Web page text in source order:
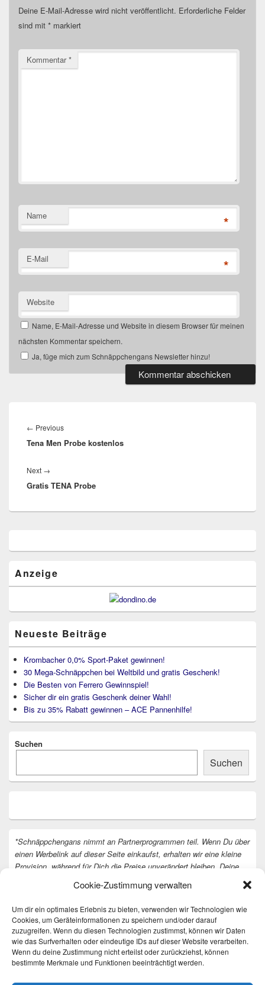
Cookie-Zustimmung verwalten
Um dir ein optimales Erlebnis zu bieten, verwenden wir Technologien wie
Cookies, um Geräteinformationen zu speichern und/oder darauf
zuzugreifen. Wenn du diesen Technologien zustimmst, können wir Daten
wie das Surfverhalten oder eindeutige IDs auf dieser Website verarbeiten.
Wenn du deine Zustimmung nicht erteilst oder zurückziehst, können
bestimmte Merkmale und Funktionen beeinträchtigt werden.
Deine E-Mail-Adresse wird nicht veröffentlicht. Erforderliche Felder
sind mit * markiert
Kommentar*
Name *
E-Mail *
Website
Name, E-Mail-Adresse und Website in diesem Browser für meinen
nächsten Kommentar speichern.
Ja, füge mich zum Schnäppchengans Newsletter hinzu!
← PreviousPrevious
post:
Tena Men Probe kostenlos
Next →
post:
Gratis TENA Probe
Widget-
Anzeige
Neueste Beiträge
Krombacher 0,0% Sport-Paket gewinnen!
30 Mega-Schnäppchen bei Weltbild und gratis Geschenk!
Die Besten von Ferrero Gewinnspiel!
Sicher dir ein gratis Geschenk deiner Wahl!
Bis zu 35% Rabatt gewinnen – ACE Pannenhilfe!
Suchen
Suchen
*Schnäppchengans nimmt an Partnerprogrammen teil. Wenn Du über
einen Werbelink auf dieser Seite einkaufst, erhalten wir eine kleine
Provision, während für Dich die Preise unverändert bleiben. Deine
Vielen Dank dafür!